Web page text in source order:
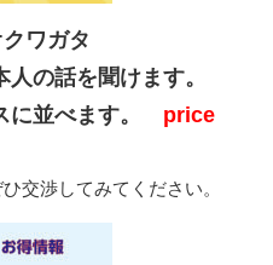
ワガタ
の話を聞けます。
に並べます。 price
交渉してみてください。